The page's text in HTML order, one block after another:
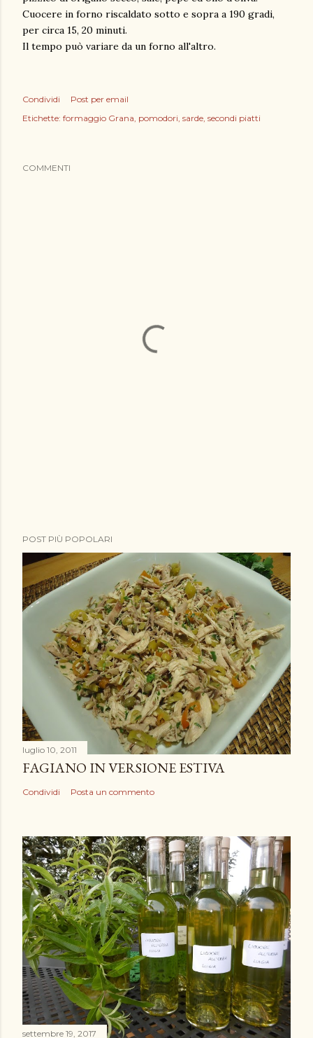
Cuocere in forno riscaldato sotto e sopra a 190 gradi,
per circa 15, 20 minuti.
Il tempo può variare da un forno all'altro.
Condividi
Post per email
Etichette: formaggio Grana pomodori sarde secondi piatti
COMMENTI
POST PIÙ POPOLARI
luglio 10, 2011
FAGIANO IN VERSIONE ESTIVA
Condividi Posta un commento
settembre 19, 2017